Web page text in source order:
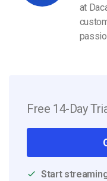
at
Free 14-Day
Start